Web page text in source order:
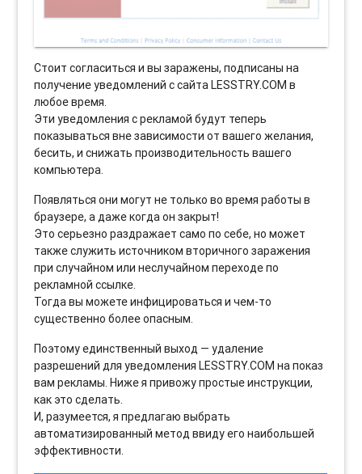
Стоит согласиться и вы заражены, подписаны на
получение уведомлений с сайта LESSTRY.COM в
любое время.
Эти уведомления с рекламой будут теперь
показываться вне зависимости от вашего желания,
бесить, и снижать производительность вашего
компьютера.
Появляться они могут не только во время работы в
браузере, а даже когда он закрыт!
Это серьезно раздражает само по себе, но может
также служить источником вторичного заражения
при случайном или неслучайном переходе по
рекламной ссылке.
Тогда вы можете инфицироваться и чем-то
существенно более опасным.
Поэтому единственный выход — удаление
разрешений для уведомления LESSTRY.COM на показ
вам рекламы. Ниже я привожу простые инструкции,
как это сделать.
И, разумеется, я предлагаю выбрать
автоматизированный метод ввиду его наибольшей
эффективности.